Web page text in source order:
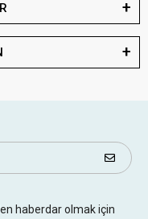
haberdar olmak için